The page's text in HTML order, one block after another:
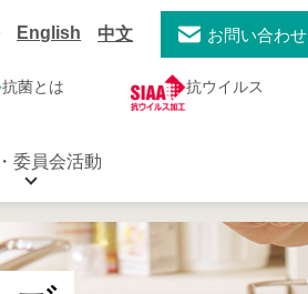
English 中文 お問い合わせ
抗菌とは 抗ウイルス
委員会活動